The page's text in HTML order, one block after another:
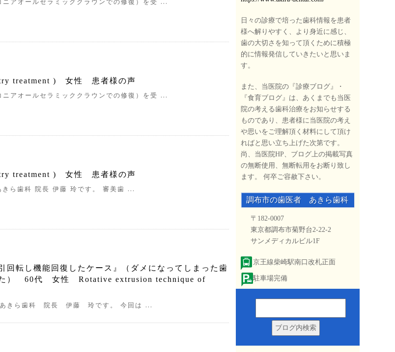
アオールセラミッククラウンでの修復）を受 ...
treatment ) 女性 患者様の声
アオールセラミッククラウンでの修復）を受 ...
treatment ) 女性 患者様の声
ら歯科 院長 伊藤 玲です。 審美歯 ...
回転し機能回復したケース』（ダメになってしまった歯
た） 60代 女性 Rotative extrusion technique of
あきら歯科 院長 伊藤 玲です。 今回は ...
日々の診療で培った歯科情報を患者
様へ解りやすく、より身近に感じ、
歯の大切さを知って頂くために積極
的に情報発信していきたいと思いま
す。
また、当医院の『診療ブログ』・
『食育ブログ』は、あくまでも当医
院の考える歯科治療をお知らせする
ものであり、患者様に当医院の考え
や思いをご理解頂く材料にして頂け
ればと思い立ち上げた次第です。
尚、当医院HP、ブログ上の掲載写真
の無断使用、無断転用をお断り致し
ます。 何卒ご容赦下さい。
調布市の歯医者 あきら歯科
〒182-0007
東京都調布市菊野台2-22-2
サンメディカルビル1F
京王線柴崎駅南口改札正面
駐車場完備